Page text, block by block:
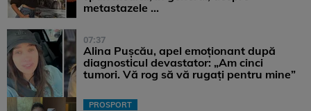
metastazele ...
07:37
Alina Pușcău, apel emoționant după
diagnosticul devastator: „Am cinci
tumori. Vă rog să vă rugați pentru mine”
PROSPORT